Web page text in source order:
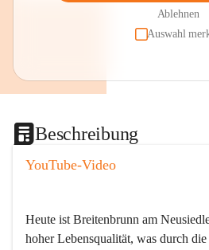
Ablehnen
Auswahl
Beschreibung
YouTube-Video
Heute ist Breitenbrunn am
hoher Lebensqualität, was durch